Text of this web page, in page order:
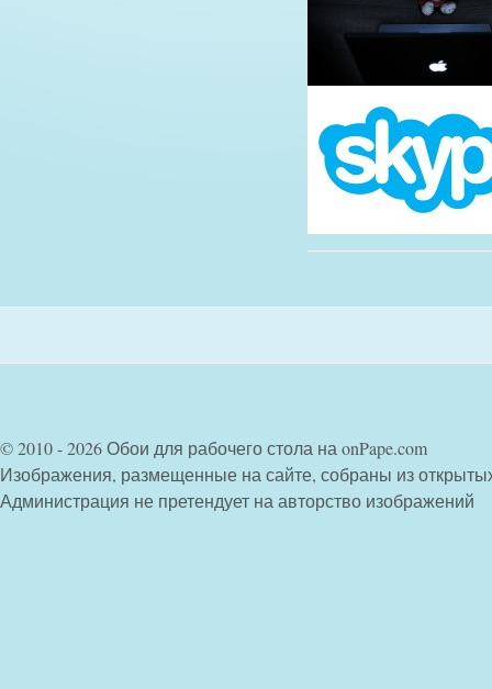
© 2010 - 2026 Обои для рабочего стола на onPape.com
Изображения, размещенные на сайте, собраны из
Администрация не претендует на авторство изображений